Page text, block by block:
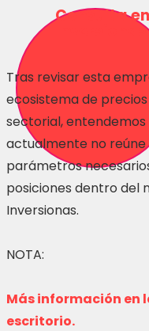
Consulta en
Tras revisar esta
ecosistema de
sectorial, entendemos
actualmente no reúne
parámetros
posiciones dentro del
Inversionas.
NOTA:
Más información en
escritorio.